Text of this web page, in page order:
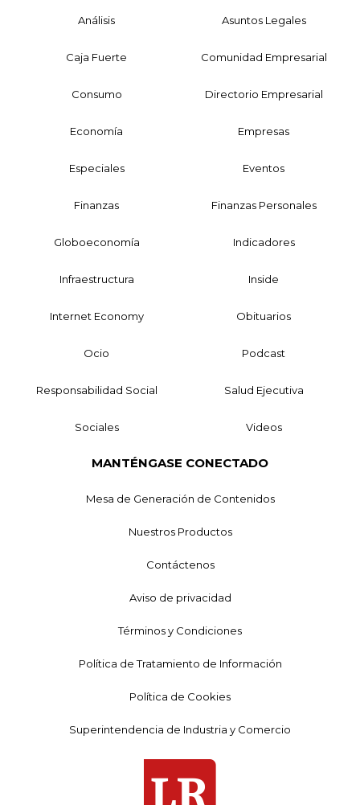
Análisis Asuntos Legales
Caja Fuerte Comunidad Empresarial
Consumo Directorio Empresarial
Economía Empresas
Especiales Eventos
Finanzas Finanzas Personales
Globoeconomía Indicadores
Infraestructura Inside
Internet Economy Obituarios
Ocio Podcast
Responsabilidad Social Salud Ejecutiva
Sociales Videos
MANTÉNGASE CONECTADO
Mesa de Generación de Contenidos
Nuestros Productos
Contáctenos
Aviso de privacidad
Términos y Condiciones
Política de Tratamiento de Información
Política de Cookies
Superintendencia de Industria y Comercio